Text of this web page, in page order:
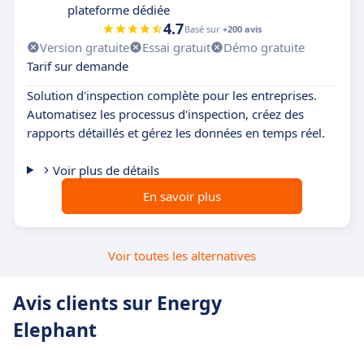
plateforme dédiée
4.7Basé sur +200 avis
Version gratuite Essai gratuit
Démo gratuite
Tarif sur demande
Solution d'inspection complète pour les entreprises.
Automatisez les processus d'inspection, créez des
rapports détaillés et gérez les données en temps réel.
Voir plus de détails
En savoir plus
Voir toutes les alternatives
Avis clients sur Energy
Elephant